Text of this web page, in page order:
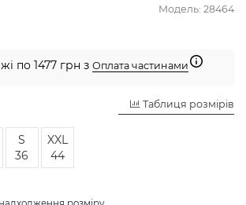
Модель: 28464
по 1477 грн з Оплата частинами
Таблиця розмірів
S
36
XXL
44